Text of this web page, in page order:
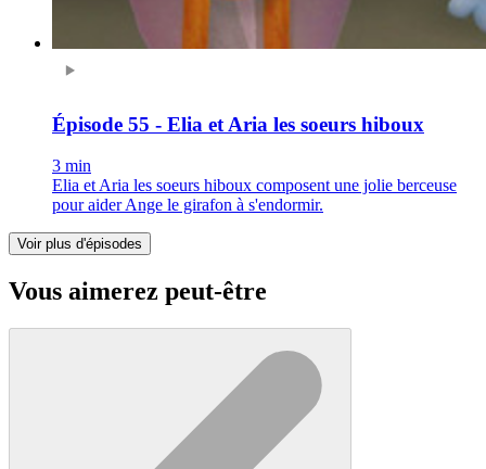
Épisode 55 - Elia et Aria les soeurs hiboux
3 min
Elia et Aria les soeurs hiboux composent une jolie berceuse
pour aider Ange le girafon à s'endormir.
Voir plus d'épisodes
Vous aimerez peut-être